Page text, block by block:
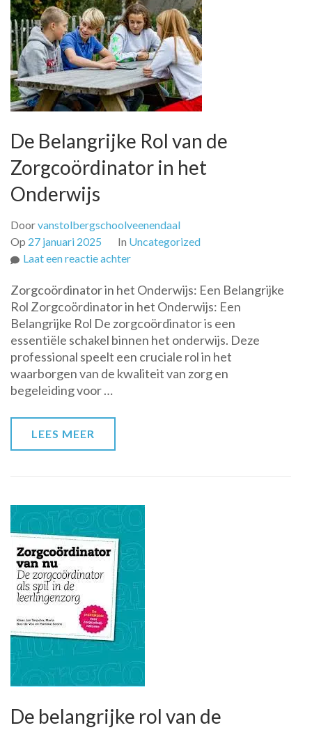
De Belangrijke Rol van de
Zorgcoördinator in het
Onderwijs
Doorvanstolbergschoolveenendaal
Op 27 januari 2025 In Uncategorized
Laat een reactie achterop
Belangrijke
Rol
van
de
Zorgcoördinator
in
Zorgcoördinator in het Onderwijs: Een Belangrijke
Rol Zorgcoördinator in het Onderwijs: Een
Belangrijke Rol De zorgcoördinator is een
essentiële schakel binnen het onderwijs. Deze
professional speelt een cruciale rol in het
waarborgen van de kwaliteit van zorg en
begeleiding voor …
LEES MEER
De belangrijke rol van de